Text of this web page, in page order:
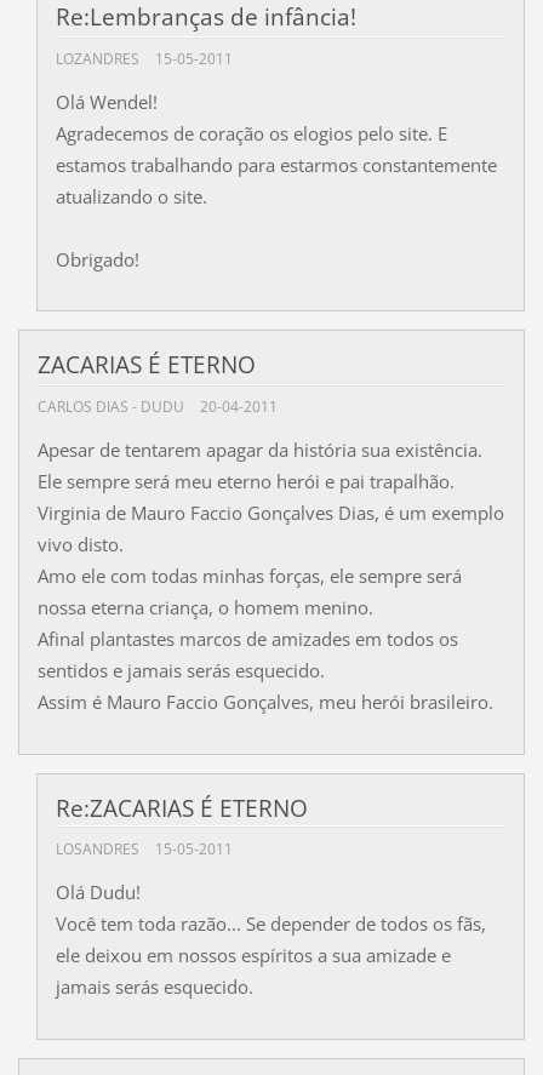
Re:Lembranças de infância!
LOZANDRES 15-05-2011
Olá Wendel!
Agradecemos de coração os elogios pelo site. E
estamos trabalhando para estarmos constantemente
atualizando o site.
Obrigado!
ZACARIAS É ETERNO
CARLOS DIAS - DUDU 20-04-2011
Apesar de tentarem apagar da história sua existência.
Ele sempre será meu eterno herói e pai trapalhão.
Virginia de Mauro Faccio Gonçalves Dias, é um exemplo
vivo disto.
Amo ele com todas minhas forças, ele sempre será
nossa eterna criança, o homem menino.
Afinal plantastes marcos de amizades em todos os
sentidos e jamais serás esquecido.
Assim é Mauro Faccio Gonçalves, meu herói brasileiro.
Re:ZACARIAS É ETERNO
LOSANDRES 15-05-2011
Olá Dudu!
Você tem toda razão... Se depender de todos os fãs,
ele deixou em nossos espíritos a sua amizade e
jamais serás esquecido.